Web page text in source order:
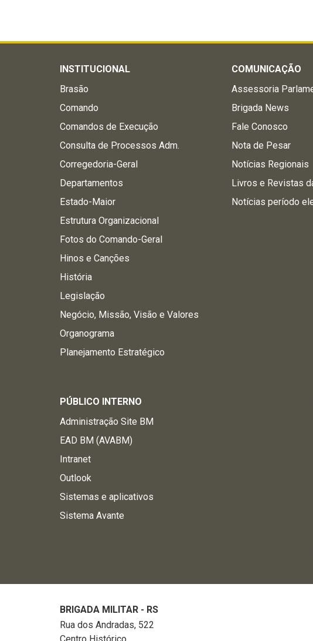
INSTITUCIONAL
Brasão
Comando
Comandos de Execução
Consulta de Processos Adm.
Corregedoria-Geral
Departamentos
Estado-Maior
Estrutura Organizacional
Fotos do Comando-Geral
Hinos e Canções
História
Legislação
Negócio, Missão, Visão e Valores
Organograma
Planejamento Estratégico
COMUNICAÇÃO
Assessoria
Brigada News
Fale Conosco
Nota de Pesar
Notícias Regionais
Livros e Revistas
Notícias período
PÚBLICO INTERNO
Administração Site BM
EAD BM (AVABM)
Intranet
Outlook
Sistemas e aplicativos
Sistema Avante
BRIGADA MILITAR - RS
Rua dos Andradas, 522